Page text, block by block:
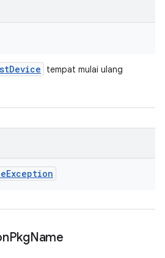
Device
tempat mulai ulang
Exception
PkgName